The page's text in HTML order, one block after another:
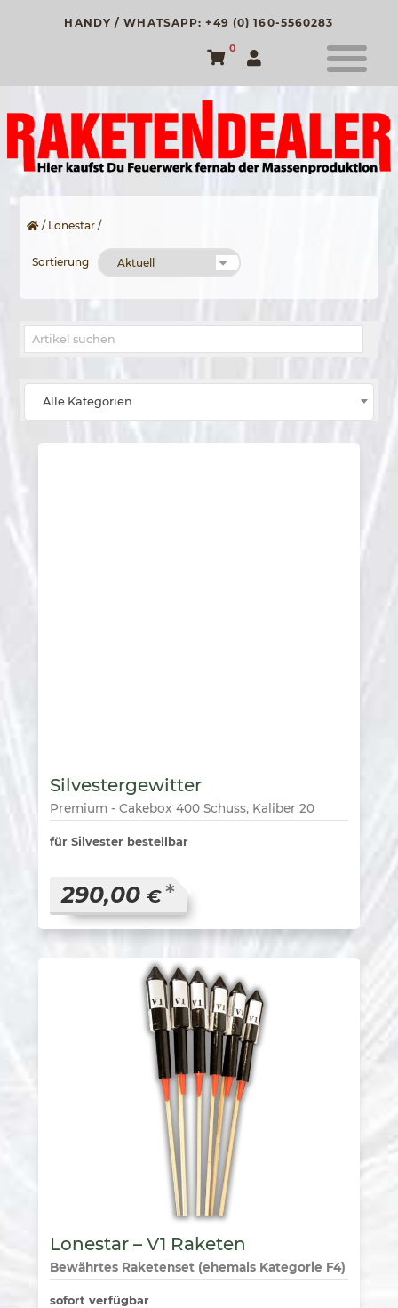
HANDY / WHATSAPP: +49 (0) 160-5560283
0
/ Lonestar /
Sortierung
Suche nach:
Alle Kategorien
Silvestergewitter
Premium - Cakebox 400 Schuss, Kaliber 20
für Silvester bestellbar
290,00 € *
Lonestar – V1 Raketen
Bewährtes Raketenset (ehemals Kategorie F4)
sofort verfügbar